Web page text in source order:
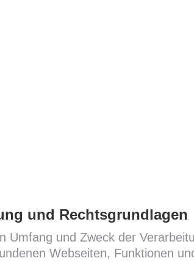
und Rechtsgrundlagen
und Zweck der
Webseiten, Funktionen